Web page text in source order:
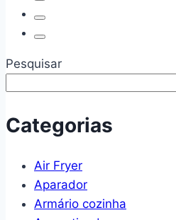
Pesquisar
Categorias
Air Fryer
Aparador
Armário cozinha